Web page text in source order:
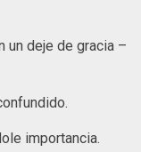
un deje de gracia –
importancia.